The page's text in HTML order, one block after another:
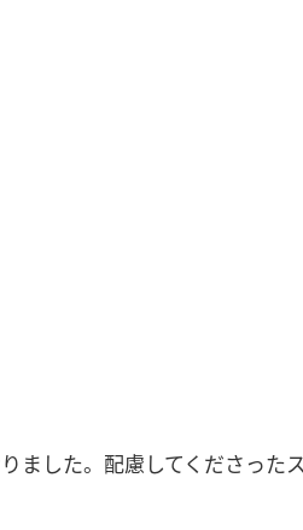
ました。配慮してくださった